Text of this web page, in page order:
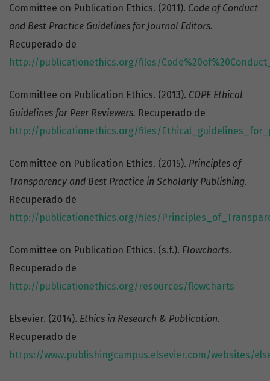
Committee on Publication Ethics. (2011). Code of Conduct
and Best Practice Guidelines for Journal Editors.
Recuperado de
http://publicationethics.org/files/
Committee on Publication Ethics. (2013). COPE Ethical
Guidelines for Peer Reviewers. Recuperado de
http://publicationethics.org/files/
Committee on Publication Ethics. (2015). Principles of
Transparency and Best Practice in Scholarly Publishing.
Recuperado de
http://publicationethics.org/files/
Committee on Publication Ethics. (s.f.). Flowcharts.
Recuperado de
http://publicationethics.org/resources/flowcharts
Elsevier. (2014). Ethics in Research & Publication.
Recuperado de
https://www.publishingcampus.elsevier.com/websites/